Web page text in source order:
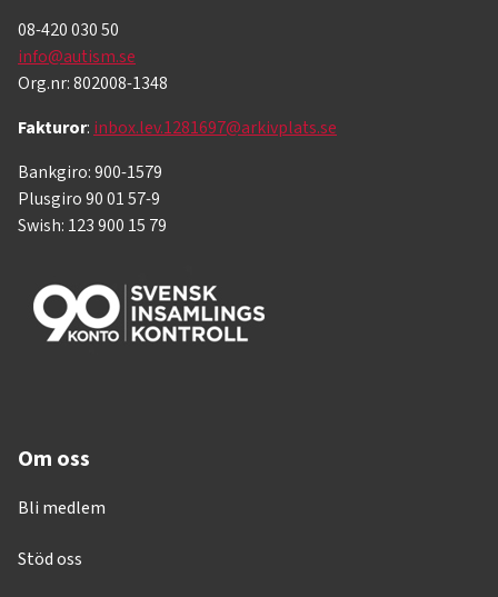
08-420 030 50
info@autism.se
Org.nr: 802008-1348
Fakturor: inbox.lev.1281697@arkivplats.se
Bankgiro: 900-1579
Plusgiro 90 01 57-9
Swish: 123 900 15 79
Om oss
Bli medlem
Stöd oss